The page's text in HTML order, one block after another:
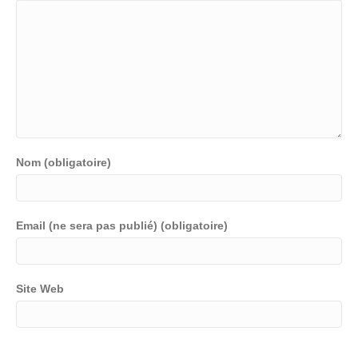
Nom (obligatoire)
Email (ne sera pas publié) (obligatoire)
Site Web